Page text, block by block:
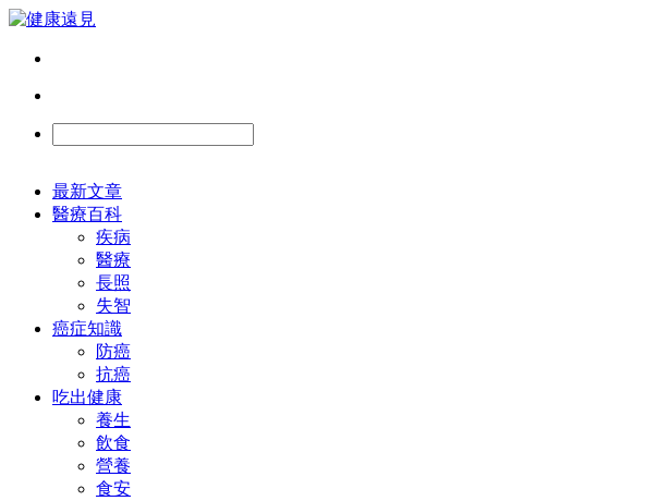
最新文章
醫療百科
疾病
醫療
長照
失智
癌症知識
防癌
抗癌
吃出健康
養生
飲食
營養
食安